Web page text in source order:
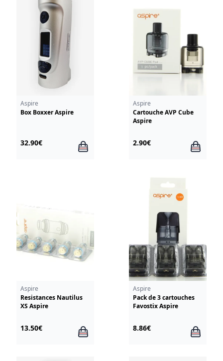
Aspire
Box Boxxer Aspire
32.90€
Aspire
Cartouche AVP Cube
Aspire
2.90€
Aspire
Resistances Nautilus
XS Aspire
13.50€
Aspire
Pack de 3 cartouches
Favostix Aspire
8.86€